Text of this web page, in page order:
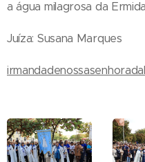
a água milagrosa da
Juíza: Susana Marques